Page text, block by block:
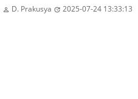
 D. Prakusya  2025-07-24 13:33:13